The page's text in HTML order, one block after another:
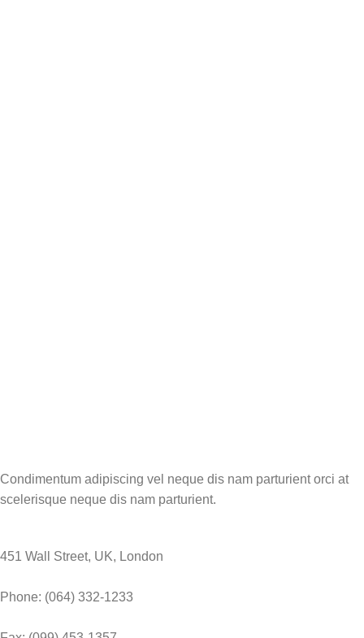
Condimentum adipiscing vel neque dis nam parturient orci at
scelerisque neque dis nam parturient.
451 Wall Street, UK, London
Phone: (064) 332-1233